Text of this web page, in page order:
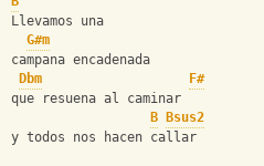
Llevamos una
G#m
campana encadenada
Dbm
F#
que resuena al caminar
B
Bsus2
y todos nos hacen callar